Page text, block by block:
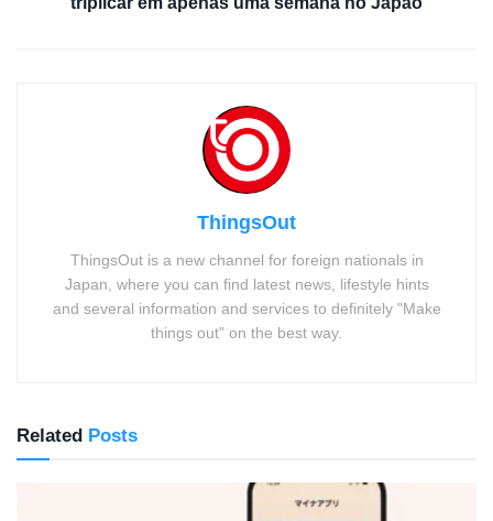
ThingsOut
ThingsOut is a new channel for foreign nationals in
Japan, where you can find latest news, lifestyle hints
and several information and services to definitely "Make
things out" on the best way.
Related Posts